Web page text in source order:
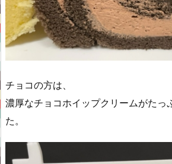
チョコの方は、
濃厚なチョコホイップクリームがたっ
た。